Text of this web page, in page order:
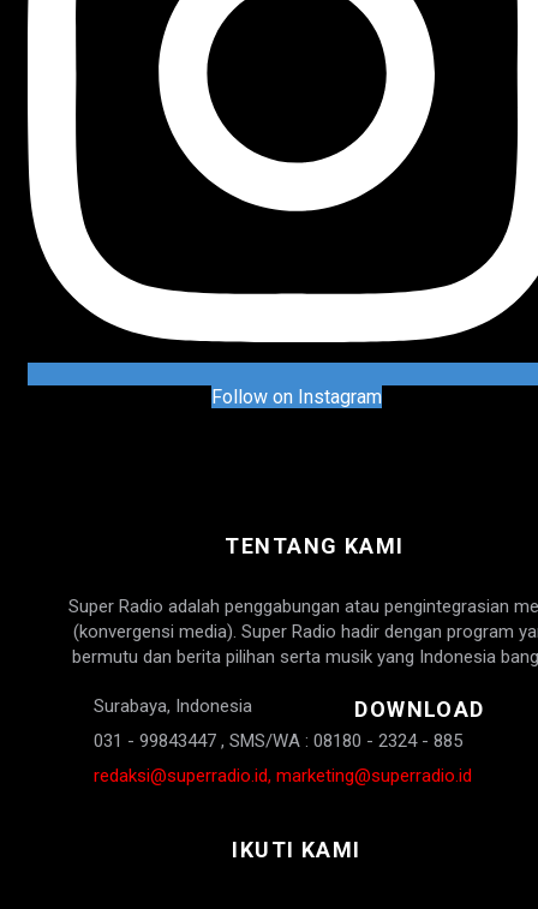
Follow on Instagram
TENTANG KAMI
Super Radio adalah penggabungan atau pengintegrasian
(konvergensi media). Super Radio hadir dengan program
bermutu dan berita pilihan serta musik yang Indonesia
Surabaya, Indonesia
031 - 99843447 , SMS/WA : 08180 - 2324 - 885
redaksi@superradio.id, marketing@superradio.id
DOWNLOAD
IKUTI KAMI